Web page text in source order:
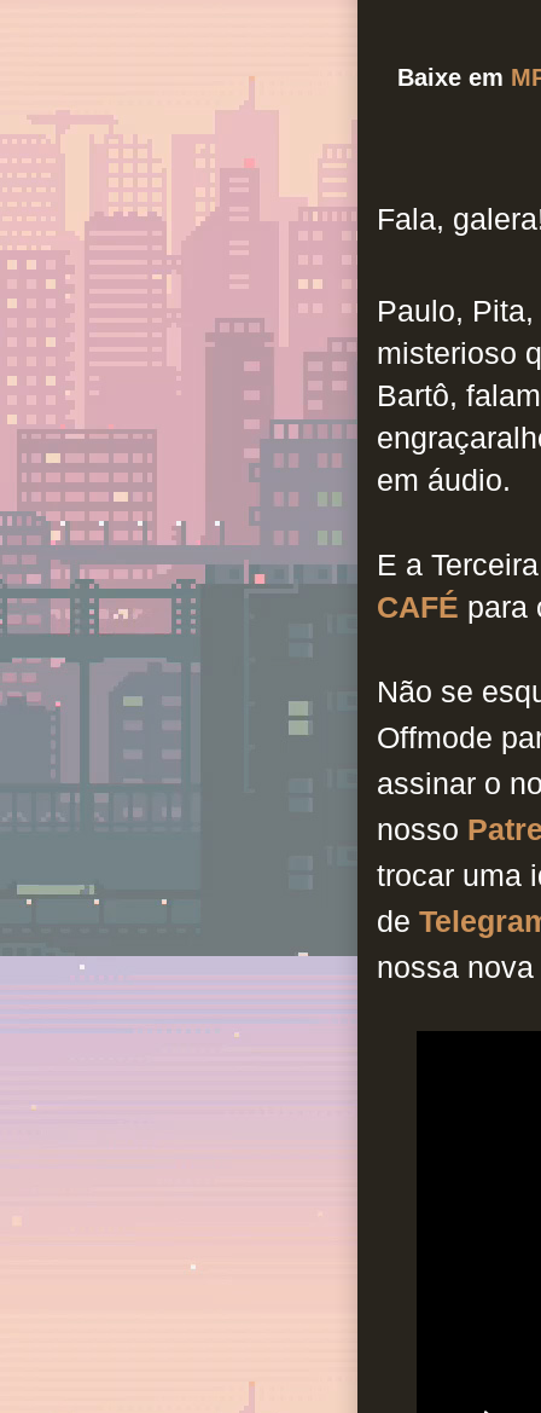
Baixe em
Fala,
Paulo,
misterioso
Bartô,
em áudio.
E a
CAFÉ para
Não se
Offmode
assinar o
nosso
trocar uma
de
nossa